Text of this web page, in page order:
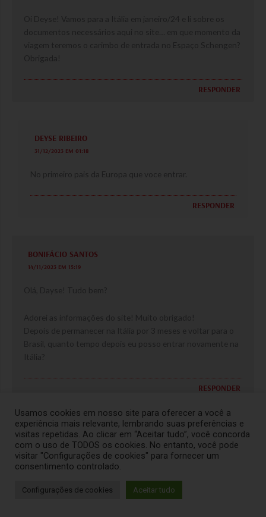
RESPONDER
DEYSE RIBEIRO
31/12/2023 EM 01:18
No primeiro pais da Europa que voce entrar.
RESPONDER
BONIFÁCIO SANTOS
14/11/2023 EM 15:19
RESPONDER
DEYSE RIBEIRO
20/11/2023 EM 20:03
Somente é possível entrar novamente na Itália (ou em
qualquer país que faça parte do espaço Schengen) e
permanecer por mais 3 meses como turista, de forma
Usamos cookies em nosso site para oferecer a você a
experiência mais relevante, lembrando suas preferências e
visitas repetidas. Ao clicar em “Aceitar tudo”, você concorda
com o uso de TODOS os cookies. No entanto, você pode
visitar "Configurações de cookies" para fornecer um
consentimento controlado.
Configurações de cookies Aceitar tudo